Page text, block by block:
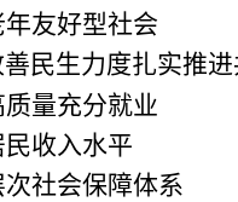
友好型社会
民生力度扎实推
量充分就业
收入水平
社会保障体系